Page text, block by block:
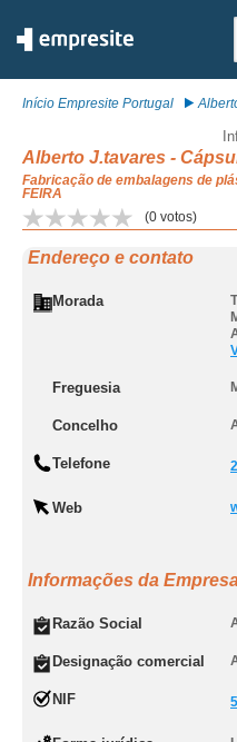
Início Empresite Portugal
Alberto J.tavares -
Fabricação de embalagens de
FEIRA
(0 votos)
Endereço e contato
Morada
Freguesia
Concelho
Telefone
Web
Informações da
Razão Social
Designação comercial
NIF